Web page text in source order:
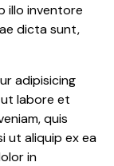
illo inventore
dicta sunt,
adipisicing
labore et
quis
ut aliquip ex ea
in